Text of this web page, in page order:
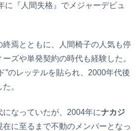
に『人間失格』でメジャーデビュ
終焉とともに、人間椅子の人気も停
ズや単発契約の時代も経験した。
”のレッテルを貼られ、2000年代後
。
になっていたが、2004年にナカジ
在に至るまで不動のメンバーとなっ